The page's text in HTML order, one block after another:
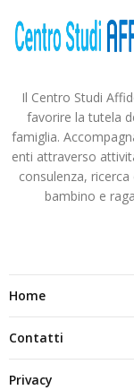
Il Centro Studi
favorire la tutela
famiglia.
enti attraverso
consulenza,
bambino e
Home
Contatti
Privacy